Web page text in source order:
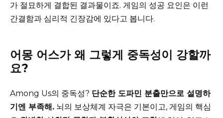
가 절묘하게 결합된 결과물이죠. 게임의 성공 요인은 이런
간결함과 심리적 긴장감에 있다고 봅니다.
어몽 어스가 왜 그렇게 중독성이 강할까
요?
Among Us의 중독성? 단순한 도파민 분출만으로 설명하
기엔 부족해. 뇌의 보상체계 자극은 기본이고, 게임의 핵심